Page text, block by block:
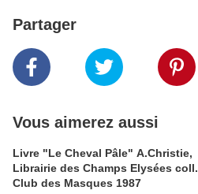
Partager
Vous aimerez aussi
Livre "Le Cheval Pâle" A.Christie,
Librairie des Champs Elysées coll.
Club des Masques 1987